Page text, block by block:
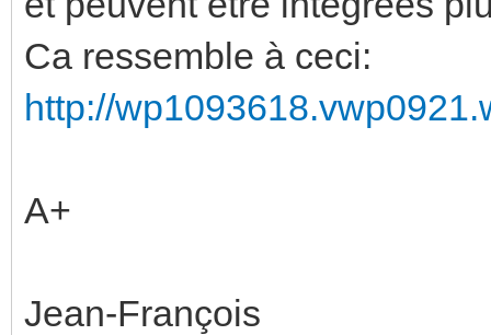
Ca ressemble à ceci:
http://
A+
Jean-François